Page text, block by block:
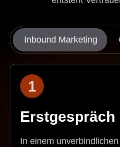
Inbound Marketing
1
Erstgespräch
In einem